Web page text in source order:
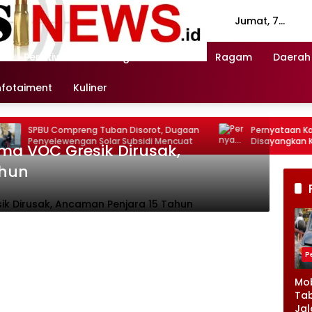
Jumat, 7
Peristiwa Ragam Daerah
Kuliner
Tuban Disorot, Dugaan
Subsidi Mencuat
Pernyataan Kapolda NTT soal Dokter
Disayangkan Keluarga, Singgung
Pendampingan Ahli Jiwa
VOC Gresik Dirusak,